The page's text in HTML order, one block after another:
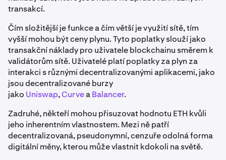
transakcí.
Čím složitější je funkce a čím větší je využití sítě, tím
vyšší mohou být ceny plynu. Tyto poplatky slouží jako
transakční náklady pro uživatele blockchainu směrem k
validátorům sítě. Uživatelé platí poplatky za plyn za
interakci s různými decentralizovanými aplikacemi, jako
jsou decentralizované burzy
jako Uniswap,CurveaBalancer.
Zadruhé, někteří mohou přisuzovat hodnotu ETH kvůli
jeho inherentním vlastnostem. Mezi ně patří
decentralizovaná, pseudonymní, cenzuře odolná forma
digitální měny, kterou může vlastnit kdokoli na světě.